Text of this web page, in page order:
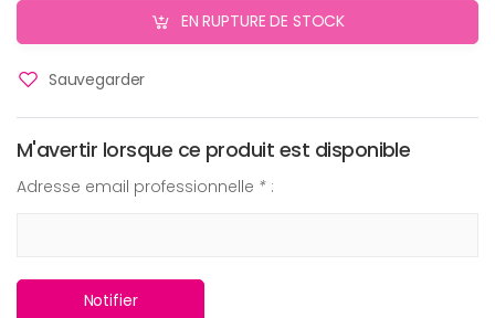
EN RUPTURE DE STOCK
Sauvegarder
M'avertir lorsque ce produit est disponible
Adresse email professionnelle * :
Notifier